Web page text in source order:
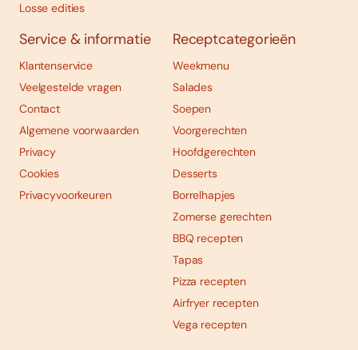
Losse edities
Service & informatie
Klantenservice
Veelgestelde vragen
Contact
Algemene voorwaarden
Privacy
Cookies
Privacyvoorkeuren
Receptcategorieën
Weekmenu
Salades
Soepen
Voorgerechten
Hoofdgerechten
Desserts
Borrelhapjes
Zomerse gerechten
BBQ recepten
Tapas
Pizza recepten
Airfryer recepten
Vega recepten